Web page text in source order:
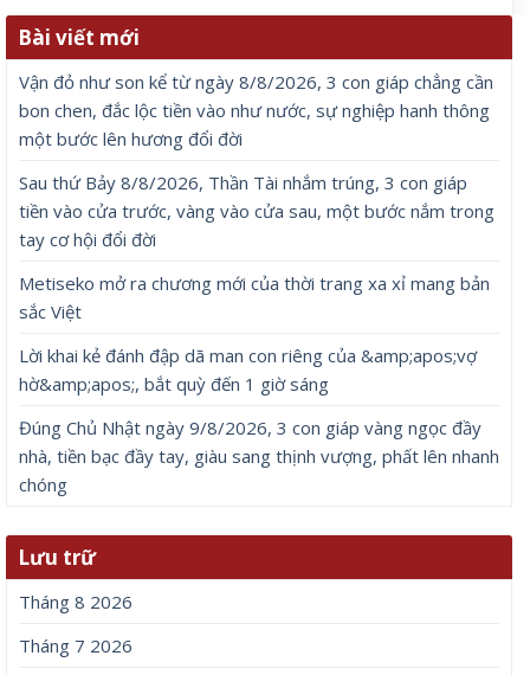
Bài viết mới
Vận đỏ như son kể từ ngày 8/8/2026, 3 con giáp chẳng cần
bon chen, đắc lộc tiền vào như nước, sự nghiệp hanh thông
một bước lên hương đổi đời
Sau thứ Bảy 8/8/2026, Thần Tài nhắm trúng, 3 con giáp
tiền vào cửa trước, vàng vào cửa sau, một bước nắm trong
tay cơ hội đổi đời
Metiseko mở ra chương mới của thời trang xa xỉ mang bản
sắc Việt
Lời khai kẻ đánh đập dã man con riêng của &amp;apos;vợ
hờ&amp;apos;, bắt quỳ đến 1 giờ sáng
Đúng Chủ Nhật ngày 9/8/2026, 3 con giáp vàng ngọc đầy
nhà, tiền bạc đầy tay, giàu sang thịnh vượng, phất lên nhanh
chóng
Lưu trữ
Tháng 8 2026
Tháng 7 2026